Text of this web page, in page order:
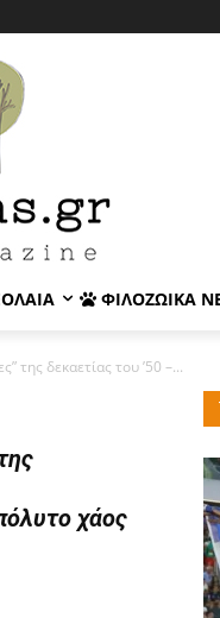
ΦΙΛΟΖΩΙΚΆ
της δεκαετίας του ’50 –...
χάος